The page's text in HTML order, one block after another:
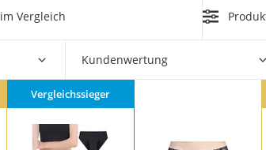
im Vergleich
Kundenwertung
Vergleichssieger